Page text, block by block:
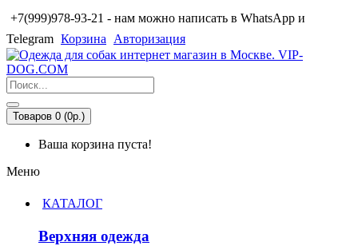
+7(999)978-93-21 - нам можно написать в WhatsApp и
Telegram Корзина Авторизация
Товаров 0 (0р.)
Ваша корзина пуста!
Меню
КАТАЛОГ
Верхняя одежда